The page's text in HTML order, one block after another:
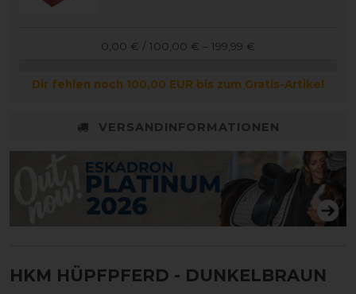
0,00 € / 100,00 € – 199,99 €
Dir fehlen noch 100,00 EUR bis zum Gratis-Artikel
VERSANDINFORMATIONEN
HKM HÜPFPFERD - DUNKELBRAUN